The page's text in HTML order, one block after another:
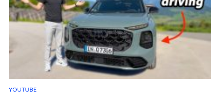
YOUTUBE